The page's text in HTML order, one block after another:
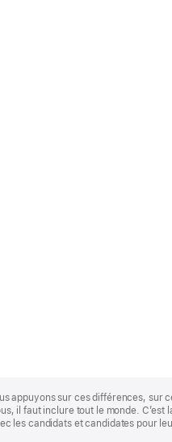
appuyons sur ces différences, sur
il faut inclure tout le monde. C’est
les candidats et candidates pour